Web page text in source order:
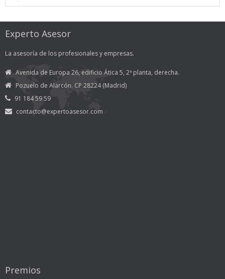
Experto Asesor
La asesoría de los profesionales y empresas.
Avenida de Europa 26, edificio Ática 5, 2ª planta, derecha.
Pozuelo de Alarcón. CP 28224 (Madrid)
91 184 59 59
contacto@expertoasesor.com
Premios